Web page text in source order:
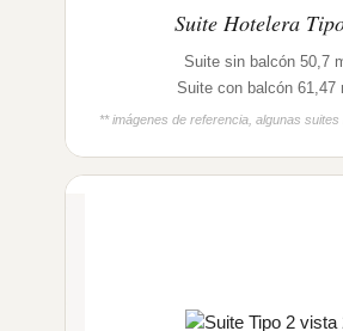
Suite Hotelera
Suite sin balcón 50,7
Suite con balcón 61,47
** imágenes de referencia, algunas suites